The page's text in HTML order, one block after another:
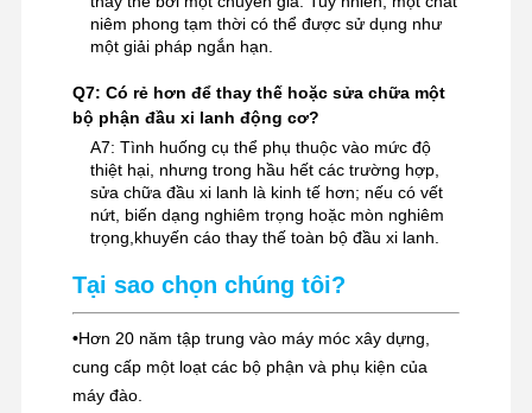
niêm phong tạm thời có thể được sử dụng như
một giải pháp ngắn hạn.
Q7: Có rẻ hơn để thay thế hoặc sửa chữa một
bộ phận đầu xi lanh động cơ?
A7: Tình huống cụ thể phụ thuộc vào mức độ
thiệt hại, nhưng trong hầu hết các trường hợp,
sửa chữa đầu xi lanh là kinh tế hơn; nếu có vết
nứt, biến dạng nghiêm trọng hoặc mòn nghiêm
trọng,khuyến cáo thay thế toàn bộ đầu xi lanh.
Tại sao chọn chúng tôi?
•Hơn 20 năm tập trung vào máy móc xây dựng,
cung cấp một loạt các bộ phận và phụ kiện của
máy đào.